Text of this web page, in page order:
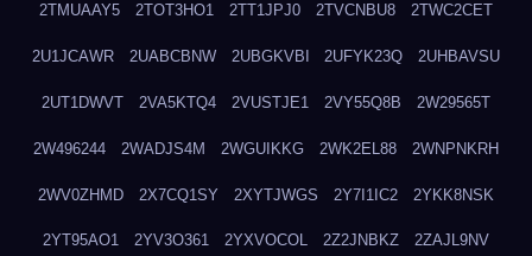
2TMUAAY5 2TOT3HO1 2TT1JPJ0 2TVCNBU8 2TWC2CET
2U1JCAWR 2UABCBNW 2UBGKVBI 2UFYK23Q 2UHBAVSU
2UT1DWVT 2VA5KTQ4 2VUSTJE1 2VY55Q8B 2W29565T
2W496244 2WADJS4M 2WGUIKKG 2WK2EL88 2WNPNKRH
2WV0ZHMD 2X7CQ1SY 2XYTJWGS 2Y7I1IC2 2YKK8NSK
2YT95AO1 2YV3O361 2YXVOCOL 2Z2JNBKZ 2ZAJL9NV